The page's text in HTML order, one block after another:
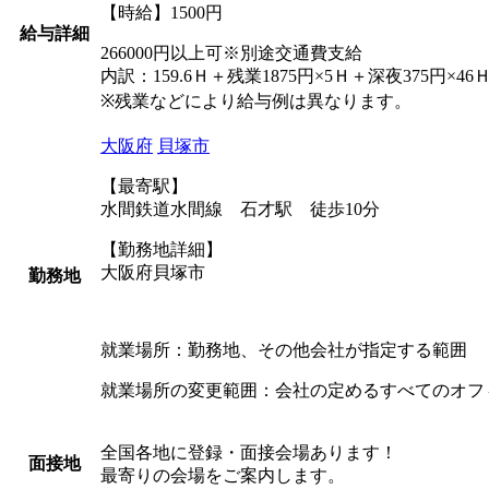
給与詳細
【時給】1500円
266000円以上可※別途交通費支給
内訳：159.6Ｈ＋残業1875円×5Ｈ＋深夜375円×46
※残業などにより給与例は異なります。
勤務地
大阪府 貝塚市
【最寄駅】
水間鉄道水間線 石才駅 徒歩10分
【勤務地詳細】
大阪府貝塚市
就業場所：勤務地、その他会社が指定する範囲
就業場所の変更範囲：会社の定めるすべてのオフ
面接地
全国各地に登録・面接会場あります！
最寄りの会場をご案内します。